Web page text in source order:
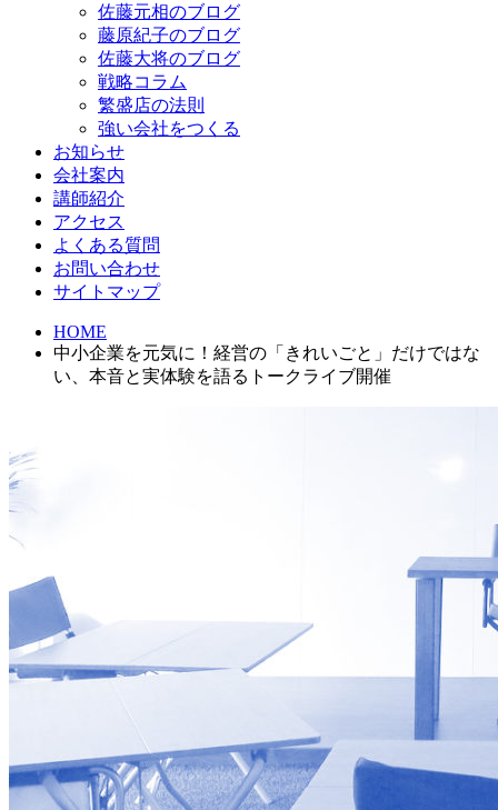
佐藤元相のブログ
藤原紀子のブログ
佐藤大将のブログ
戦略コラム
繁盛店の法則
強い会社をつくる
お知らせ
会社案内
講師紹介
アクセス
よくある質問
お問い合わせ
サイトマップ
HOME
中小企業を元気に！経営の「きれいごと」だけではな
い、本音と実体験を語るトークライブ開催